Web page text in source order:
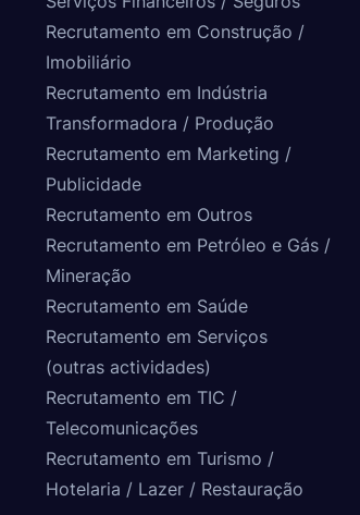
Recrutamento em Construção /
Imobiliário
Recrutamento em Indústria
Transformadora / Produção
Recrutamento em Marketing /
Publicidade
Recrutamento em Outros
Recrutamento em Petróleo e Gás /
Mineração
Recrutamento em Saúde
Recrutamento em Serviços
(outras actividades)
Recrutamento em TIC /
Telecomunicações
Recrutamento em Turismo /
Hotelaria / Lazer / Restauração